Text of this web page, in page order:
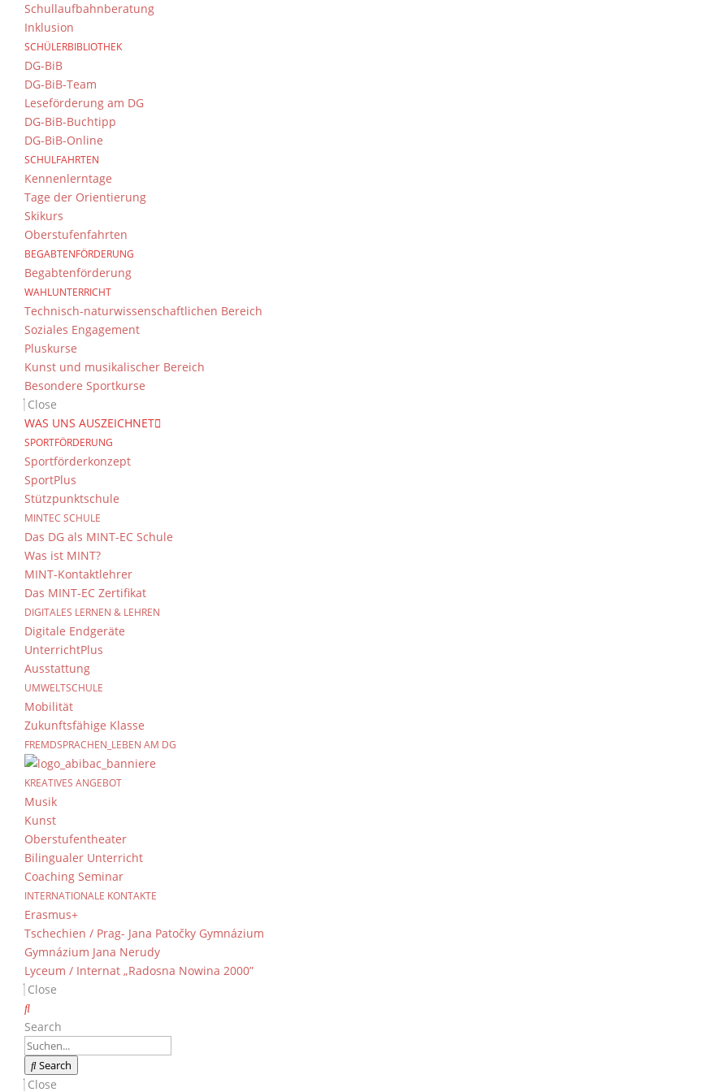
Schullaufbahnberatung
Inklusion
SCHÜLERBIBLIOTHEK
DG-BiB
DG-BiB-Team
Leseförderung am DG
DG-BiB-Buchtipp
DG-BiB-Online
SCHULFAHRTEN
Kennenlerntage
Tage der Orientierung
Skikurs
Oberstufenfahrten
BEGABTENFÖRDERUNG
Begabtenförderung
WAHLUNTERRICHT
Technisch-naturwissenschaftlichen Bereich
Soziales Engagement
Pluskurse
Kunst und musikalischer Bereich
Besondere Sportkurse
Close
WAS UNS AUSZEICHNET
SPORTFÖRDERUNG
Sportförderkonzept
SportPlus
Stützpunktschule
MINTEC SCHULE
Das DG als MINT-EC Schule
Was ist MINT?
MINT-Kontaktlehrer
Das MINT-EC Zertifikat
DIGITALES LERNEN & LEHREN
Digitale Endgeräte
UnterrichtPlus
Ausstattung
UMWELTSCHULE
Mobilität
Zukunftsfähige Klasse
FREMDSPRACHEN_LEBEN AM DG
KREATIVES ANGEBOT
Musik
Kunst
Oberstufentheater
Bilingualer Unterricht
Coaching Seminar
INTERNATIONALE KONTAKTE
Erasmus+
Tschechien / Prag- Jana Patočky Gymnázium
Gymnázium Jana Nerudy
Lyceum / Internat „Radosna Nowina 2000”
Close
Search
Search
Close